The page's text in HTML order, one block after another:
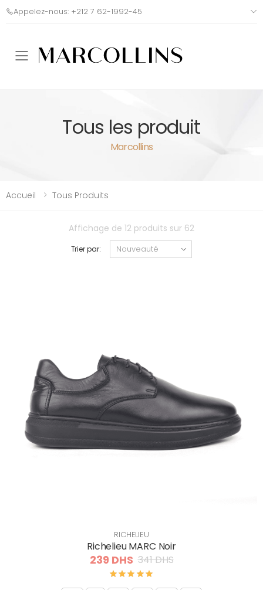
Appelez-nous: +212 7 62-1992-45
Toggle mobile menu
Tous les produit
Marcollins
Accueil Tous Produits
Affichage de 12 produits sur 62
Trier par:
RICHELIEU
Richelieu MARC Noir
239 DHS 341 DHS